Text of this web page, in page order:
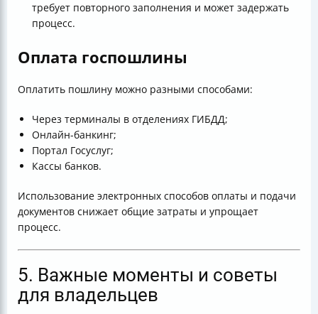
требует повторного заполнения и может задержать
процесс.
Оплата госпошлины
Оплатить пошлину можно разными способами:
Через терминалы в отделениях ГИБДД;
Онлайн-банкинг;
Портал Госуслуг;
Кассы банков.
Использование электронных способов оплаты и подачи
документов снижает общие затраты и упрощает
процесс.
5. Важные моменты и советы
для владельцев